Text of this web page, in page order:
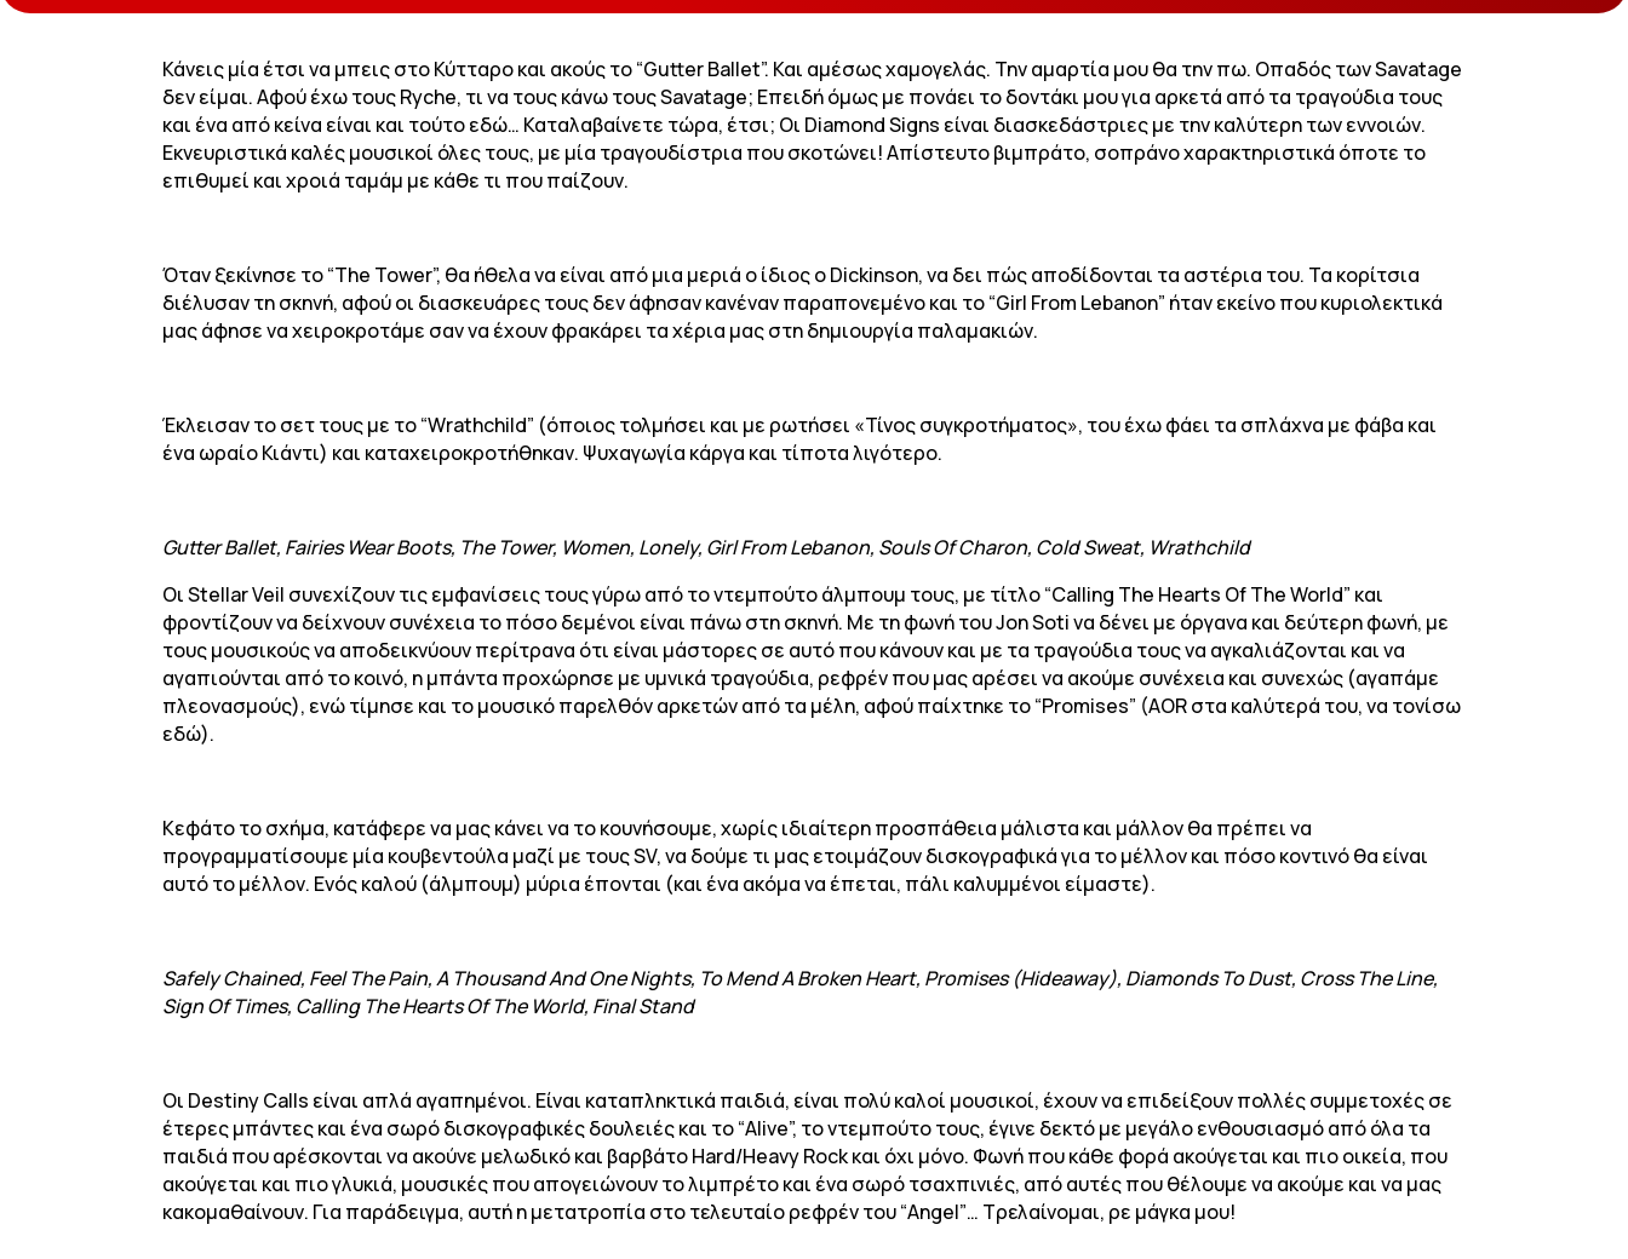
Κάνεις μία έτσι να μπεις στο Κύτταρο και ακούς το “Gutter Ballet”. Και αμέσως χαμογελάς. Την αμαρτία μου θα την πω. Οπαδός των Savatage
δεν είμαι. Αφού έχω τους Ryche, τι να τους κάνω τους Savatage; Επειδή όμως με πονάει το δοντάκι μου για αρκετά από τα τραγούδια τους
και ένα από κείνα είναι και τούτο εδώ… Καταλαβαίνετε τώρα, έτσι; Οι Diamond Signs είναι διασκεδάστριες με την καλύτερη των εννοιών.
Εκνευριστικά καλές μουσικοί όλες τους, με μία τραγουδίστρια που σκοτώνει! Απίστευτο βιμπράτο, σοπράνο χαρακτηριστικά όποτε το
επιθυμεί και χροιά ταμάμ με κάθε τι που παίζουν.
Όταν ξεκίνησε το “The Tower”, θα ήθελα να είναι από μια μεριά ο ίδιος ο Dickinson, να δει πώς αποδίδονται τα αστέρια του. Τα κορίτσια
διέλυσαν τη σκηνή, αφού οι διασκευάρες τους δεν άφησαν κανέναν παραπονεμένο και το “Girl From Lebanon” ήταν εκείνο που κυριολεκτικά
μας άφησε να χειροκροτάμε σαν να έχουν φρακάρει τα χέρια μας στη δημιουργία παλαμακιών.
Έκλεισαν το σετ τους με το “Wrathchild” (όποιος τολμήσει και με ρωτήσει «Τίνος συγκροτήματος», του έχω φάει τα σπλάχνα με φάβα και
ένα ωραίο Κιάντι) και καταχειροκροτήθηκαν. Ψυχαγωγία κάργα και τίποτα λιγότερο.
Gutter Ballet, Fairies Wear Boots, The Tower, Women, Lonely, Girl From Lebanon, Souls Of Charon, Cold Sweat, Wrathchild
Οι Stellar Veil συνεχίζουν τις εμφανίσεις τους γύρω από το ντεμπούτο άλμπουμ τους, με τίτλο “Calling The Hearts Of The World” και
φροντίζουν να δείχνουν συνέχεια το πόσο δεμένοι είναι πάνω στη σκηνή. Με τη φωνή του Jon Soti να δένει με όργανα και δεύτερη φωνή, με
τους μουσικούς να αποδεικνύουν περίτρανα ότι είναι μάστορες σε αυτό που κάνουν και με τα τραγούδια τους να αγκαλιάζονται και να
αγαπιούνται από το κοινό, η μπάντα προχώρησε με υμνικά τραγούδια, ρεφρέν που μας αρέσει να ακούμε συνέχεια και συνεχώς (αγαπάμε
πλεονασμούς), ενώ τίμησε και το μουσικό παρελθόν αρκετών από τα μέλη, αφού παίχτηκε το “Promises” (AOR στα καλύτερά του, να τονίσω
εδώ).
Κεφάτο το σχήμα, κατάφερε να μας κάνει να το κουνήσουμε, χωρίς ιδιαίτερη προσπάθεια μάλιστα και μάλλον θα πρέπει να
προγραμματίσουμε μία κουβεντούλα μαζί με τους SV, να δούμε τι μας ετοιμάζουν δισκογραφικά για το μέλλον και πόσο κοντινό θα είναι
αυτό το μέλλον. Ενός καλού (άλμπουμ) μύρια έπονται (και ένα ακόμα να έπεται, πάλι καλυμμένοι είμαστε).
Safely Chained, Feel The Pain, A Thousand And One Nights, To Mend A Broken Heart, Promises (Hideaway), Diamonds To Dust, Cross The Line,
Sign Of Times, Calling The Hearts Of The World, Final Stand
Οι Destiny Calls είναι απλά αγαπημένοι. Είναι καταπληκτικά παιδιά, είναι πολύ καλοί μουσικοί, έχουν να επιδείξουν πολλές συμμετοχές σε
έτερες μπάντες και ένα σωρό δισκογραφικές δουλειές και το “Alive”, το ντεμπούτο τους, έγινε δεκτό με μεγάλο ενθουσιασμό από όλα τα
παιδιά που αρέσκονται να ακούνε μελωδικό και βαρβάτο Hard/Heavy Rock και όχι μόνο. Φωνή που κάθε φορά ακούγεται και πιο οικεία, που
ακούγεται και πιο γλυκιά, μουσικές που απογειώνουν το λιμπρέτο και ένα σωρό τσαχπινιές, από αυτές που θέλουμε να ακούμε και να μας
κακομαθαίνουν. Για παράδειγμα, αυτή η μετατροπία στο τελευταίο ρεφρέν του “Angel”… Τρελαίνομαι, ρε μάγκα μου!